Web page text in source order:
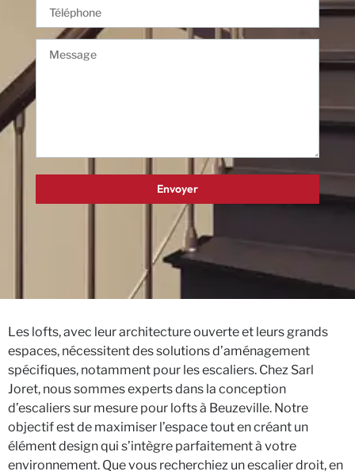
Les lofts, avec leur architecture ouverte et leurs grands
espaces, nécessitent des solutions d’aménagement
spécifiques, notamment pour les escaliers. Chez Sarl
Joret, nous sommes experts dans la conception
d’escaliers sur mesure pour lofts à Beuzeville. Notre
objectif est de maximiser l’espace tout en créant un
élément design qui s’intègre parfaitement à votre
environnement. Que vous recherchiez un escalier droit, en